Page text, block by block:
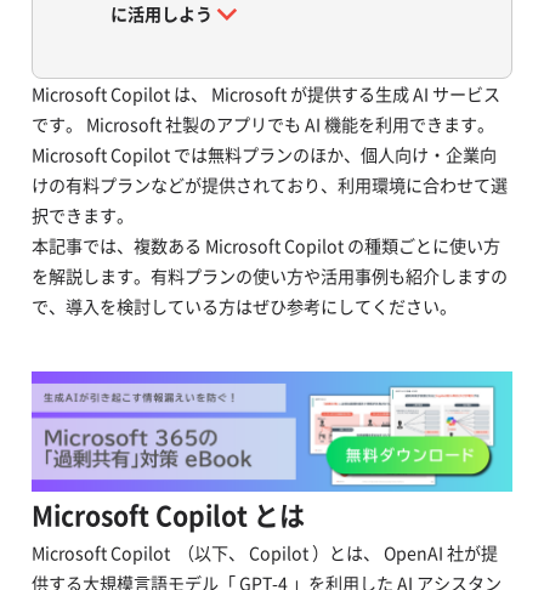
に活用しよう
Microsoft Copilot は、 Microsoft が提供する生成 AI サービス
です。 Microsoft 社製のアプリでも AI 機能を利用できます。
Microsoft Copilot では無料プランのほか、個人向け・企業向
けの有料プランなどが提供されており、利用環境に合わせて選
択できます。
本記事では、複数ある Microsoft Copilot の種類ごとに使い方
を解説します。有料プランの使い方や活用事例も紹介しますの
で、導入を検討している方はぜひ参考にしてください。
Microsoft Copilot とは
Microsoft Copilot （以下、 Copilot ）とは、 OpenAI 社が提
供する大規模言語モデル「 GPT-4 」を利用した AI アシスタン